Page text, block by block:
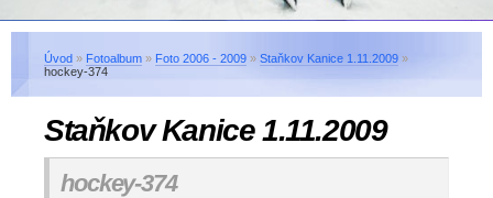
Úvod » Fotoalbum » Foto 2006 - 2009 » Staňkov Kanice 1.11.2009 »
hockey-374
Staňkov Kanice 1.11.2009
hockey-374